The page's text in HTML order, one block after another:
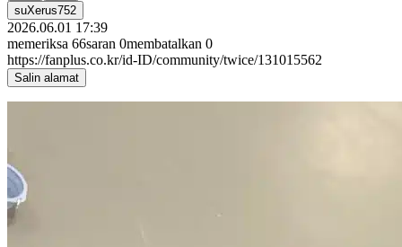
suXerus752
2026.06.01 17:39
memeriksa 66saran 0membatalkan 0
https://fanplus.co.kr/id-ID/community/twice/131015562
Salin alamat